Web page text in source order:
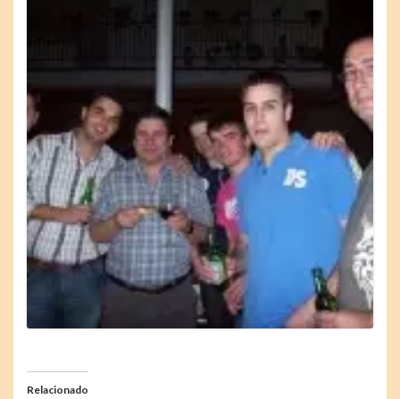
Relacionado